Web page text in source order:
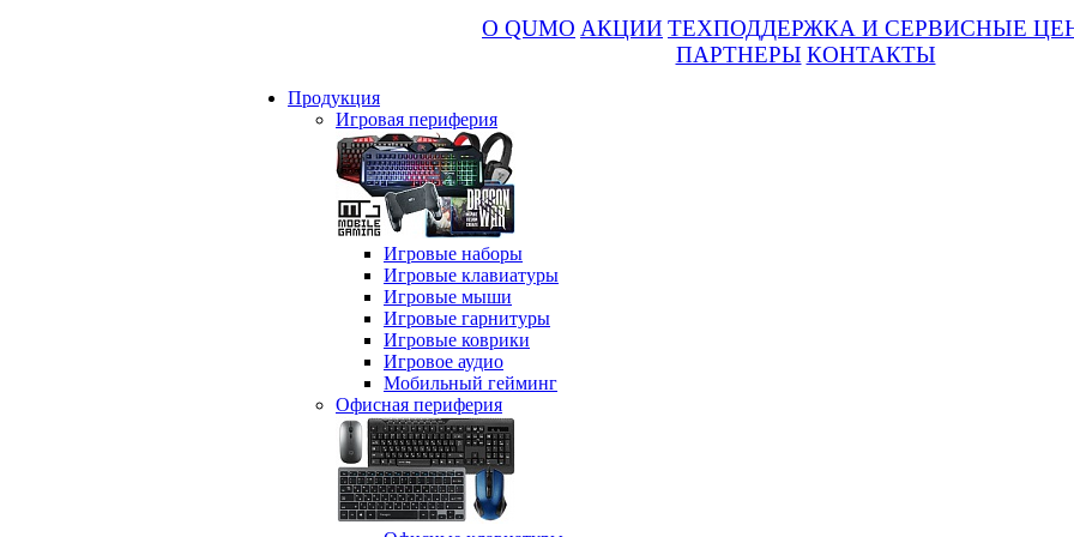
О QUMO АКЦИИ ТЕХПОДДЕРЖКА И СЕРВИСНЫЕ
ПАРТНЕРЫ КОНТАКТЫ
Продукция
Игровая периферия
Игровые наборы
Игровые клавиатуры
Игровые мыши
Игровые гарнитуры
Игровые коврики
Игровое аудио
Мобильный гейминг
Офисная периферия